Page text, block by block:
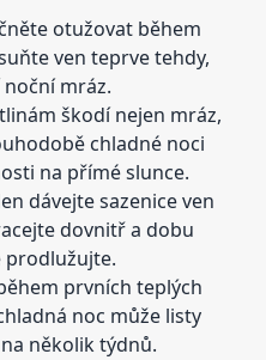
otužovat během
ven teprve tehdy,
mráz.
škodí nejen mráz,
chladné noci
na přímé slunce.
dávejte sazenice ven
dovnitř a dobu
prodlužujte.
prvních teplých
noc může listy
několik týdnů.